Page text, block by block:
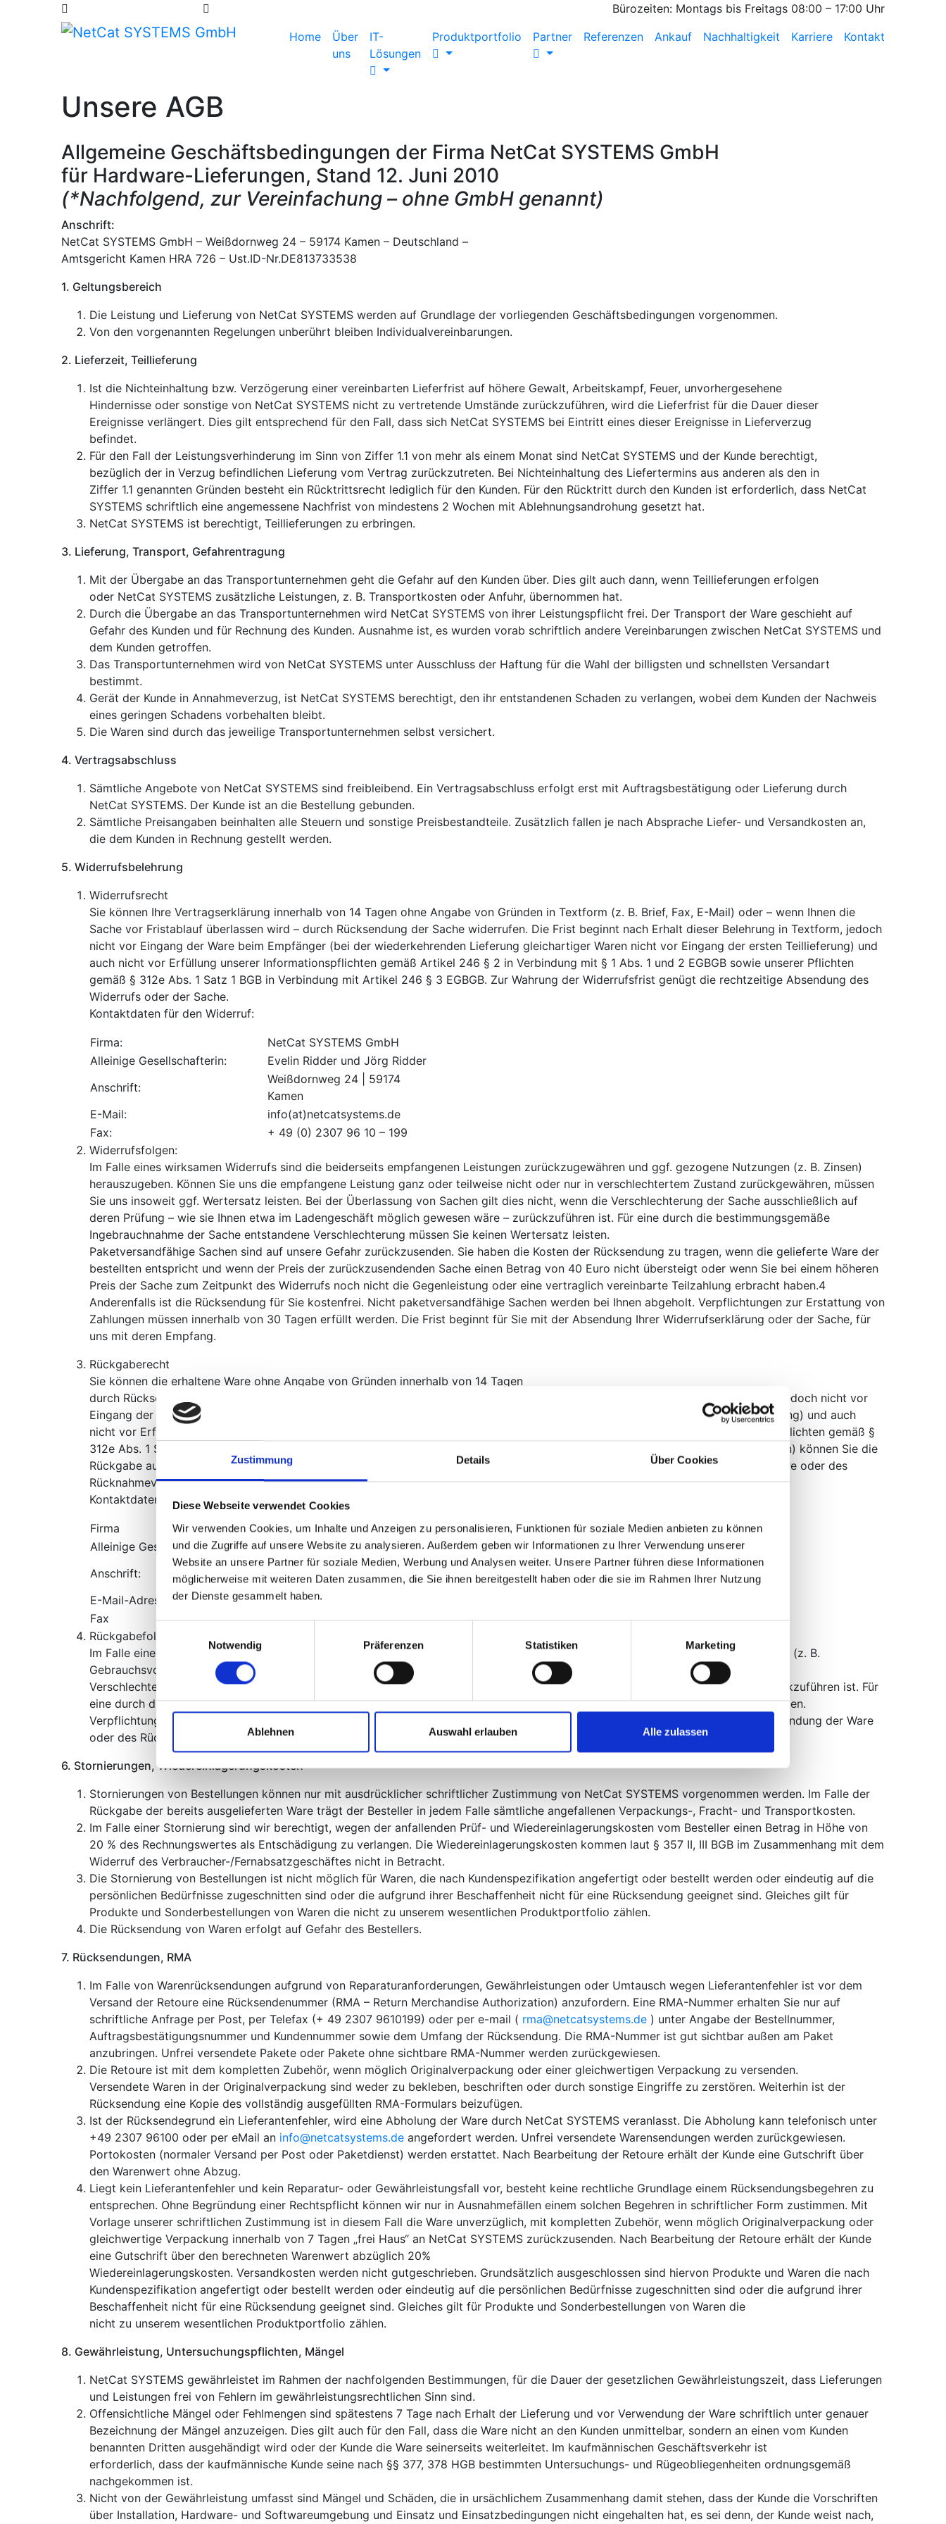
Zustimmung Details Über Cookies
Diese Webseite verwendet Cookies
Wir verwenden Cookies, um Inhalte und Anzeigen zu personalisieren, Funktionen für soziale Medien anbieten zu können
und die Zugriffe auf unsere Website zu analysieren. Außerdem geben wir Informationen zu Ihrer Verwendung unserer
Website an unsere Partner für soziale Medien, Werbung und Analysen weiter. Unsere Partner führen diese Informationen
möglicherweise mit weiteren Daten zusammen, die Sie ihnen bereitgestellt haben oder die sie im Rahmen Ihrer Nutzung
der Dienste gesammelt haben.
Notwendig
Präferenzen Statistiken Marketing
Ablehnen Auswahl erlauben Alle zulassen
Bürozeiten: Montags bis Freitags 08:00 – 17:00 Uhr
Home
Über
uns
IT-
Lösungen
Produktportfolio Partner Referenzen Ankauf Nachhaltigkeit Karriere Kontakt
Unsere AGB
Allgemeine Geschäftsbedingungen der Firma NetCat SYSTEMS GmbH
für Hardware-Lieferungen, Stand 12. Juni 2010
(*Nachfolgend, zur Vereinfachung – ohne GmbH genannt)
Anschrift:
NetCat SYSTEMS GmbH – Weißdornweg 24 – 59174 Kamen – Deutschland –
Amtsgericht Kamen HRA 726 – Ust.ID-Nr.DE813733538
1. Geltungsbereich
Die Leistung und Lieferung von NetCat SYSTEMS werden auf Grundlage der vorliegenden Geschäftsbedingungen vorgenommen.
Von den vorgenannten Regelungen unberührt bleiben Individualvereinbarungen.
2. Lieferzeit, Teillieferung
Ist die Nichteinhaltung bzw. Verzögerung einer vereinbarten Lieferfrist auf höhere Gewalt, Arbeitskampf, Feuer, unvorhergesehene
Hindernisse oder sonstige von NetCat SYSTEMS nicht zu vertretende Umstände zurückzuführen, wird die Lieferfrist für die Dauer dieser
Ereignisse verlängert. Dies gilt entsprechend für den Fall, dass sich NetCat SYSTEMS bei Eintritt eines dieser Ereignisse in Lieferverzug
befindet.
Für den Fall der Leistungsverhinderung im Sinn von Ziffer 1.1 von mehr als einem Monat sind NetCat SYSTEMS und der Kunde berechtigt,
bezüglich der in Verzug befindlichen Lieferung vom Vertrag zurückzutreten. Bei Nichteinhaltung des Liefertermins aus anderen als den in
Ziffer 1.1 genannten Gründen besteht ein Rücktrittsrecht lediglich für den Kunden. Für den Rücktritt durch den Kunden ist erforderlich, dass NetCat
SYSTEMS schriftlich eine angemessene Nachfrist von mindestens 2 Wochen mit Ablehnungsandrohung gesetzt hat.
NetCat SYSTEMS ist berechtigt, Teillieferungen zu erbringen.
3. Lieferung, Transport, Gefahrentragung
Mit der Übergabe an das Transportunternehmen geht die Gefahr auf den Kunden über. Dies gilt auch dann, wenn Teillieferungen erfolgen
oder NetCat SYSTEMS zusätzliche Leistungen, z. B. Transportkosten oder Anfuhr, übernommen hat.
Durch die Übergabe an das Transportunternehmen wird NetCat SYSTEMS von ihrer Leistungspflicht frei. Der Transport der Ware geschieht auf
Gefahr des Kunden und für Rechnung des Kunden. Ausnahme ist, es wurden vorab schriftlich andere Vereinbarungen zwischen NetCat SYSTEMS und
dem Kunden getroffen.
Das Transportunternehmen wird von NetCat SYSTEMS unter Ausschluss der Haftung für die Wahl der billigsten und schnellsten Versandart
bestimmt.
Gerät der Kunde in Annahmeverzug, ist NetCat SYSTEMS berechtigt, den ihr entstandenen Schaden zu verlangen, wobei dem Kunden der Nachweis
eines geringen Schadens vorbehalten bleibt.
Die Waren sind durch das jeweilige Transportunternehmen selbst versichert.
4. Vertragsabschluss
Sämtliche Angebote von NetCat SYSTEMS sind freibleibend. Ein Vertragsabschluss erfolgt erst mit Auftragsbestätigung oder Lieferung durch
NetCat SYSTEMS. Der Kunde ist an die Bestellung gebunden.
Sämtliche Preisangaben beinhalten alle Steuern und sonstige Preisbestandteile. Zusätzlich fallen je nach Absprache Liefer- und Versandkosten an,
die dem Kunden in Rechnung gestellt werden.
5. Widerrufsbelehrung
Widerrufsrecht
Sie können Ihre Vertragserklärung innerhalb von 14 Tagen ohne Angabe von Gründen in Textform (z. B. Brief, Fax, E-Mail) oder – wenn Ihnen die
Sache vor Fristablauf überlassen wird – durch Rücksendung der Sache widerrufen. Die Frist beginnt nach Erhalt dieser Belehrung in Textform, jedoch
nicht vor Eingang der Ware beim Empfänger (bei der wiederkehrenden Lieferung gleichartiger Waren nicht vor Eingang der ersten Teillieferung) und
auch nicht vor Erfüllung unserer Informationspflichten gemäß Artikel 246 § 2 in Verbindung mit § 1 Abs. 1 und 2 EGBGB sowie unserer Pflichten
gemäß § 312e Abs. 1 Satz 1 BGB in Verbindung mit Artikel 246 § 3 EGBGB. Zur Wahrung der Widerrufsfrist genügt die rechtzeitige Absendung des
Widerrufs oder der Sache.
Kontaktdaten für den Widerruf:
Firma:
NetCat SYSTEMS GmbH
Alleinige Gesellschafterin:
Evelin Ridder und Jörg Ridder
Anschrift:
Weißdornweg 24 | 59174
Kamen
E-Mail:
info(at)netcatsystems.de
Fax:
+ 49 (0) 2307 96 10 – 199
Widerrufsfolgen:
Im Falle eines wirksamen Widerrufs sind die beiderseits empfangenen Leistungen zurückzugewähren und ggf. gezogene Nutzungen (z. B. Zinsen)
herauszugeben. Können Sie uns die empfangene Leistung ganz oder teilweise nicht oder nur in verschlechtertem Zustand zurückgewähren, müssen
Sie uns insoweit ggf. Wertersatz leisten. Bei der Überlassung von Sachen gilt dies nicht, wenn die Verschlechterung der Sache ausschließlich auf
deren Prüfung – wie sie Ihnen etwa im Ladengeschäft möglich gewesen wäre – zurückzuführen ist. Für eine durch die bestimmungsgemäße
Ingebrauchnahme der Sache entstandene Verschlechterung müssen Sie keinen Wertersatz leisten.
Paketversandfähige Sachen sind auf unsere Gefahr zurückzusenden. Sie haben die Kosten der Rücksendung zu tragen, wenn die gelieferte Ware der
bestellten entspricht und wenn der Preis der zurückzusendenden Sache einen Betrag von 40 Euro nicht übersteigt oder wenn Sie bei einem höheren
Preis der Sache zum Zeitpunkt des Widerrufs noch nicht die Gegenleistung oder eine vertraglich vereinbarte Teilzahlung erbracht haben.4
Anderenfalls ist die Rücksendung für Sie kostenfrei. Nicht paketversandfähige Sachen werden bei Ihnen abgeholt. Verpflichtungen zur Erstattung von
Zahlungen müssen innerhalb von 30 Tagen erfüllt werden. Die Frist beginnt für Sie mit der Absendung Ihrer Widerrufserklärung oder der Sache, für
uns mit deren Empfang.
Rückgaberecht
Sie können die erhaltene Ware ohne Angabe von Gründen innerhalb von 14 Tagen
durch Rücksendung der Ware zurückgeben. Die Frist beginnt nach Erhalt dieser Belehrung in Textform (z.B. als Brief, Fax, E-Mail), jedoch nicht vor
Eingang der Ware beim Empfänger (bei der wiederkehrenden Lieferung gleichartiger Waren nicht vor Eingang der ersten Teillieferung) und auch
nicht vor Erfüllung unserer Informationspflichten gemäß Artikel 246 § 2 in Verbindung mit § 1 Abs. 1 und 2 EGBGB sowie unserer Pflichten gemäß §
312e Abs. 1 Satz 1 BGB in Verbindung mit Artikel 246 § 3 EGBGB. Nur bei nicht paketversandfähiger Ware (z.B. bei sperrigen Gütern) können Sie die
Rückgabe auch durch Rücknahmeverlangen in Textform erklären. Zur Wahrung der Frist genügt die rechtzeitige Absendung der Ware oder des
Rücknahmeverlangens. In jedem Fall erfolgt die Rücksendung auf unsere Kosten und Gefahr.
Kontaktdaten für die Rücksendung oder das Rücknahmeverlangen:
Firma
NetCat SYSTEMS GmbH
Alleinige Gesellschafterin:
Evelin Ridder und Jörg Ridder
Anschrift:
Weißdornweg 24 | 59174
Kamen
E-Mail-Adresse
info(at)netcatsystems.de
Fax
+ 49 (0) 2307 96 10 – 199
Rückgabefolgen:
Im Falle einer wirksamen Rückgabe sind die beiderseits empfangenen Leistungen zurückzugewähren und ggf. gezogene Nutzungen (z. B.
Gebrauchsvorteile) herauszugeben. Bei einer Verschlechterung der Ware kann Wertersatz verlangt werden. Dies gilt nicht, wenn die
Verschlechterung der Ware ausschließlich auf deren Prüfung – wie sie Ihnen etwa im Ladengeschäft möglich gewesen wäre – zurückzuführen ist. Für
eine durch die bestimmungsgemäße Ingebrauchnahme der Sache entstandene Verschlechterung müssen Sie keinen Wertersatz leisten.
Verpflichtungen zur Erstattung von Zahlungen müssen innerhalb von 30 Tagen erfüllt werden. Die Frist beginnt für Sie mit der Absendung der Ware
oder des Rücknahmeverlangens, für uns mit dem Empfang.
6. Stornierungen, Wiedereinlagerungskosten
Stornierungen von Bestellungen können nur mit ausdrücklicher schriftlicher Zustimmung von NetCat SYSTEMS vorgenommen werden. Im Falle der
Rückgabe der bereits ausgelieferten Ware trägt der Besteller in jedem Falle sämtliche angefallenen Verpackungs-, Fracht- und Transportkosten.
Im Falle einer Stornierung sind wir berechtigt, wegen der anfallenden Prüf- und Wiedereinlagerungskosten vom Besteller einen Betrag in Höhe von
20 % des Rechnungswertes als Entschädigung zu verlangen. Die Wiedereinlagerungskosten kommen laut § 357 II, III BGB im Zusammenhang mit dem
Widerruf des Verbraucher-/Fernabsatzgeschäftes nicht in Betracht.
Die Stornierung von Bestellungen ist nicht möglich für Waren, die nach Kundenspezifikation angefertigt oder bestellt werden oder eindeutig auf die
persönlichen Bedürfnisse zugeschnitten sind oder die aufgrund ihrer Beschaffenheit nicht für eine Rücksendung geeignet sind. Gleiches gilt für
Produkte und Sonderbestellungen von Waren die nicht zu unserem wesentlichen Produktportfolio zählen.
Die Rücksendung von Waren erfolgt auf Gefahr des Bestellers.
7. Rücksendungen, RMA
Im Falle von Warenrücksendungen aufgrund von Reparaturanforderungen, Gewährleistungen oder Umtausch wegen Lieferantenfehler ist vor dem
Versand der Retoure eine Rücksendenummer (RMA – Return Merchandise Authorization) anzufordern. Eine RMA-Nummer erhalten Sie nur auf
schriftliche Anfrage per Post, per Telefax (+ 49 2307 9610199) oder per e-mail ( rma@netcatsystems.de ) unter Angabe der Bestellnummer,
Auftragsbestätigungsnummer und Kundennummer sowie dem Umfang der Rücksendung. Die RMA-Nummer ist gut sichtbar außen am Paket
anzubringen. Unfrei versendete Pakete oder Pakete ohne sichtbare RMA-Nummer werden zurückgewiesen.
Die Retoure ist mit dem kompletten Zubehör, wenn möglich Originalverpackung oder einer gleichwertigen Verpackung zu versenden.
Versendete Waren in der Originalverpackung sind weder zu bekleben, beschriften oder durch sonstige Eingriffe zu zerstören. Weiterhin ist der
Rücksendung eine Kopie des vollständig ausgefüllten RMA-Formulars beizufügen.
Ist der Rücksendegrund ein Lieferantenfehler, wird eine Abholung der Ware durch NetCat SYSTEMS veranlasst. Die Abholung kann telefonisch unter
+49 2307 96100 oder per eMail an info@netcatsystems.de angefordert werden. Unfrei versendete Warensendungen werden zurückgewiesen.
Portokosten (normaler Versand per Post oder Paketdienst) werden erstattet. Nach Bearbeitung der Retoure erhält der Kunde eine Gutschrift über
den Warenwert ohne Abzug.
Liegt kein Lieferantenfehler und kein Reparatur- oder Gewährleistungsfall vor, besteht keine rechtliche Grundlage einem Rücksendungsbegehren zu
entsprechen. Ohne Begründung einer Rechtspflicht können wir nur in Ausnahmefällen einem solchen Begehren in schriftlicher Form zustimmen. Mit
Vorlage unserer schriftlichen Zustimmung ist in diesem Fall die Ware unverzüglich, mit kompletten Zubehör, wenn möglich Originalverpackung oder
gleichwertige Verpackung innerhalb von 7 Tagen „frei Haus“ an NetCat SYSTEMS zurückzusenden. Nach Bearbeitung der Retoure erhält der Kunde
eine Gutschrift über den berechneten Warenwert abzüglich 20%
Wiedereinlagerungskosten. Versandkosten werden nicht gutgeschrieben. Grundsätzlich ausgeschlossen sind hiervon Produkte und Waren die nach
Kundenspezifikation angefertigt oder bestellt werden oder eindeutig auf die persönlichen Bedürfnisse zugeschnitten sind oder die aufgrund ihrer
Beschaffenheit nicht für eine Rücksendung geeignet sind. Gleiches gilt für Produkte und Sonderbestellungen von Waren die
nicht zu unserem wesentlichen Produktportfolio zählen.
8. Gewährleistung, Untersuchungspflichten, Mängel
NetCat SYSTEMS gewährleistet im Rahmen der nachfolgenden Bestimmungen, für die Dauer der gesetzlichen Gewährleistungszeit, dass Lieferungen
und Leistungen frei von Fehlern im gewährleistungsrechtlichen Sinn sind.
Offensichtliche Mängel oder Fehlmengen sind spätestens 7 Tage nach Erhalt der Lieferung und vor Verwendung der Ware schriftlich unter genauer
Bezeichnung der Mängel anzuzeigen. Dies gilt auch für den Fall, dass die Ware nicht an den Kunden unmittelbar, sondern an einen vom Kunden
benannten Dritten ausgehändigt wird oder der Kunde die Ware seinerseits weiterleitet. Im kaufmännischen Geschäftsverkehr ist
erforderlich, dass der kaufmännische Kunde seine nach §§ 377, 378 HGB bestimmten Untersuchungs- und Rügeobliegenheiten ordnungsgemäß
nachgekommen ist.
Nicht von der Gewährleistung umfasst sind Mängel und Schäden, die in ursächlichem Zusammenhang damit stehen, dass der Kunde die Vorschriften
über Installation, Hardware- und Softwareumgebung und Einsatz und Einsatzbedingungen nicht eingehalten hat, es sei denn, der Kunde weist nach,